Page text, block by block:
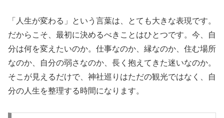
「人生が変わる」という言葉は、とても大きな表現です。
だからこそ、最初に決めるべきことはひとつです。今、自
分は何を変えたいのか。仕事なのか、縁なのか、住む場所
なのか、自分の弱さなのか、長く抱えてきた迷いなのか。
そこが見えるだけで、神社巡りはただの観光ではなく、自
分の人生を整理する時間になります。